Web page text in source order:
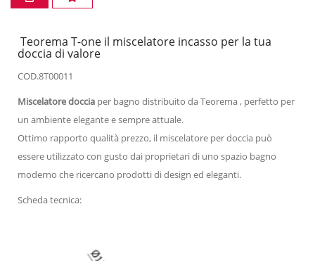
Teorema T-one il miscelatore incasso per la tua
doccia di valore
COD.8T00011
Miscelatore doccia per bagno distribuito da Teorema , perfetto per
un ambiente elegante e sempre attuale.
Ottimo rapporto qualità prezzo, il miscelatore per doccia può
essere utilizzato con gusto dai proprietari di uno spazio bagno
moderno che ricercano prodotti di design ed eleganti.
Scheda tecnica: